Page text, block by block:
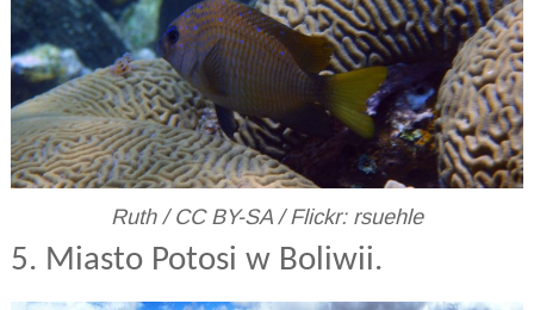
Ruth / CC BY-SA / Flickr: rsuehle
5. Miasto Potosi w Boliwii.